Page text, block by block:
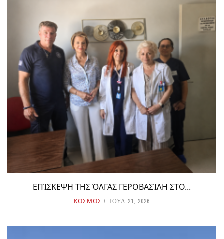
ΕΠΊΣΚΕΨΗ ΤΗΣ ΌΛΓΑΣ ΓΕΡΟΒΑΣΊΛΗ ΣΤΟ...
ΚΟΣΜΟΣ ΙΟΥΛ 21, 2026